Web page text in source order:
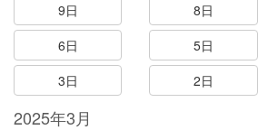
9日
8日
6日
5日
3日
2日
2025年3月